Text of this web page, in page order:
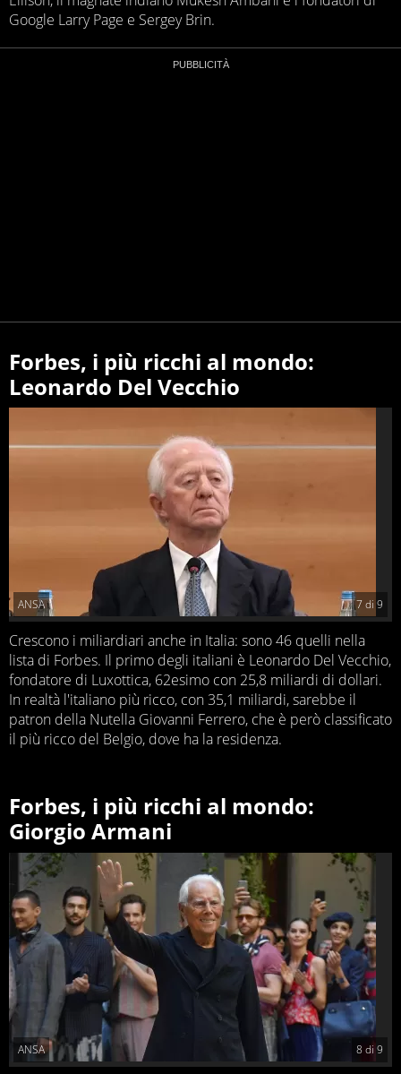
Google Larry Page e Sergey Brin.
Forbes, i più ricchi al mondo:
Leonardo Del Vecchio
7di 9
ANSA
Crescono i miliardiari anche in Italia: sono 46 quelli nella
lista di Forbes. Il primo degli italiani è Leonardo Del Vecchio,
fondatore di Luxottica, 62esimo con 25,8 miliardi di dollari.
In realtà l'italiano più ricco, con 35,1 miliardi, sarebbe il
patron della Nutella Giovanni Ferrero, che è però classificato
il più ricco del Belgio, dove ha la residenza.
Forbes, i più ricchi al mondo:
Giorgio Armani
8 di 9
ANSA